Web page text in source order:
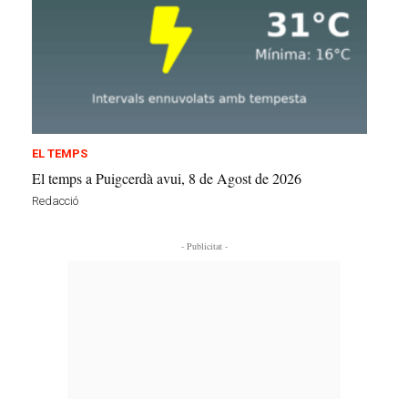
EL TEMPS
El temps a Puigcerdà avui, 8 de Agost de 2026
Redacció
- Publicitat -